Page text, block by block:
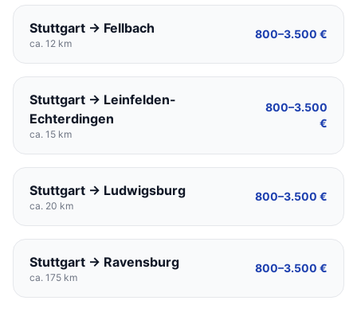
Stuttgart → Fellbach
ca. 12 km
800–3.500 €
Stuttgart → Leinfelden-
Echterdingen
ca. 15 km
800–3.500
€
Stuttgart → Ludwigsburg
ca. 20 km
800–3.500 €
Stuttgart → Ravensburg
ca. 175 km
800–3.500 €